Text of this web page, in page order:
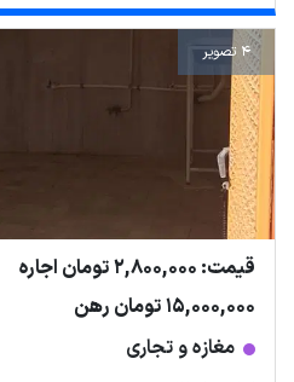
4 تصویر
قیمت: 2,800,000 تومان اجاره
15,000,000 تومان رهن
مغازه و تجاری